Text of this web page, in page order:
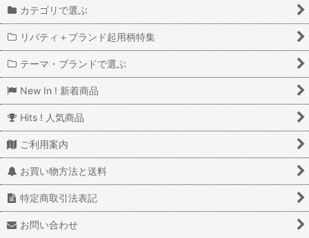
カテゴリで選ぶ
リバティ＋ブランド起用柄特集
テーマ・ブランドで選ぶ
New In ! 新着商品
Hits ! 人気商品
ご利用案内
お買い物方法と送料
特定商取引法表記
お問い合わせ